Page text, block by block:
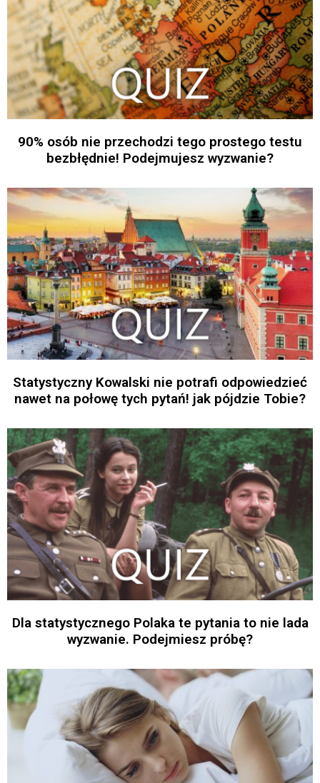
90% osób nie przechodzi tego prostego testu
bezbłędnie! Podejmujesz wyzwanie?
Statystyczny Kowalski nie potrafi odpowiedzieć
nawet na połowę tych pytań! jak pójdzie Tobie?
Dla statystycznego Polaka te pytania to nie lada
wyzwanie. Podejmiesz próbę?